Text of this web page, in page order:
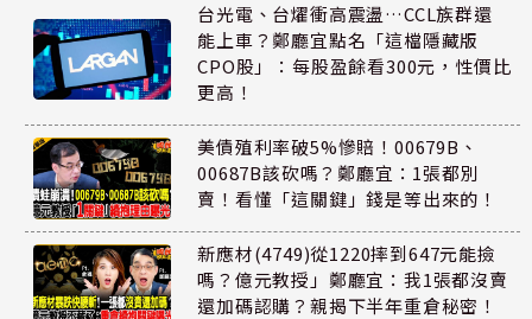
台光電、台燿衝高震盪…CCL族群還
能上車？鄭廳宜點名「這檔隱藏版
CPO股」：每股盈餘看300元，性價比
更高！
美債殖利率破5%慘賠！00679B、
00687B該砍嗎？鄭廳宜：1張都別
賣！看懂「這關鍵」錢是等出來的！
新應材(4749)從1220摔到647元能撿
嗎？億元教授」鄭廳宜：我1張都沒賣
還加碼認購？親揭下半年重倉秘密！